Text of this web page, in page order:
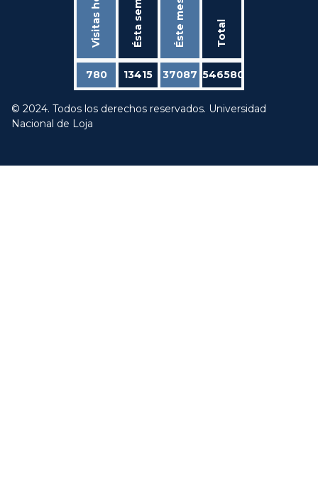
Visitas hoy Éste mes Total
780 13415 37087 546580
© 2024. Todos los derechos reservados. Universidad
Nacional de Loja